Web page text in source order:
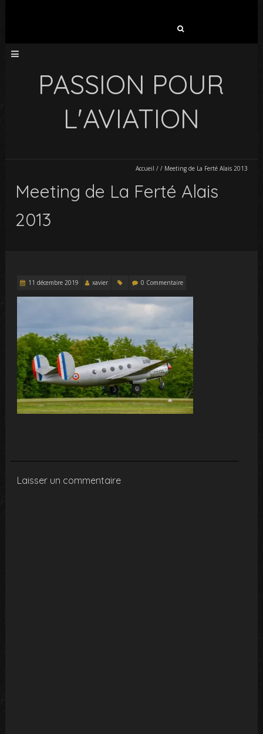
PASSION POUR
L'AVIATION
Accueil / / Meeting de La Ferté Alais 2013
Meeting de La Ferté Alais
2013
11 décembre 2019 xavier 0 Commentaire
Laisser un commentaire